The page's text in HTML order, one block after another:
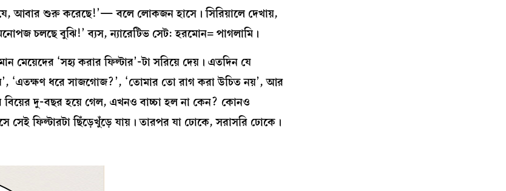
আবার শুরু করেছে!’— বলে লোকজন হাসে। সিরিয়ালে দেখায়,
চলছে বুঝি!’ ব্যস, ন্যারেটিভ সেট: হরমোন= পাগলামি।
‘সহ্য করার ফিল্টার’-টা সরিয়ে দেয়। এতদিন যে
‘এতক্ষণ ধরে সাজগোজ?’, ‘তোমার তো রাগ করা উচিত নয়’, আর
বিয়ের দু-বছর হয়ে গেল, এখনও বাচ্চা হল না কেন? কোনও
ফিল্টারটা ছিঁড়েখুঁড়ে যায়। তারপর যা ঢোকে, সরাসরি ঢোকে।